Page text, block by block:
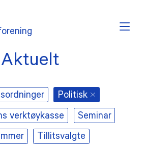
Aktuelt
Politisk
verktøykasse Seminar
Tillitsvalgte